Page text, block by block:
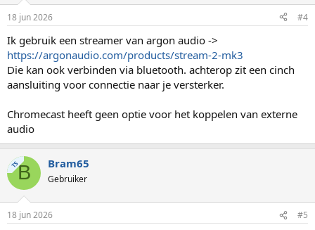
18 jun 2026 #4
Ik gebruik een streamer van argon audio ->
https://argonaudio.com/products/stream-2-mk3
Die kan ook verbinden via bluetooth. achterop zit een cinch
aansluiting voor connectie naar je versterker.
Chromecast heeft geen optie voor het koppelen van externe
audio
TSB Bram65
Gebruiker
18 jun 2026 #5